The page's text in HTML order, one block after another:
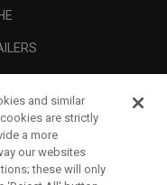
and similar
are strictly
a more
our websites
these will only